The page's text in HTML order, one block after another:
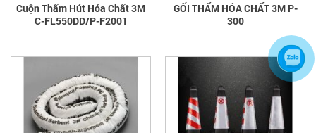
Cuộn Thấm Hút Hóa Chất 3M
C-FL550DD/P-F2001
GỐI THẤM HÓA CHẤT 3M P-
300